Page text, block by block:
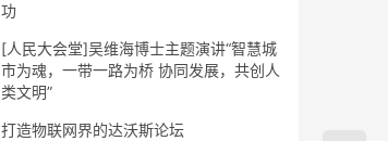
功
[人民大会堂]吴维海博士主题演讲“智慧城
市为魂，一带一路为桥 协同发展，共创人
类文明”
打造物联网界的达沃斯论坛